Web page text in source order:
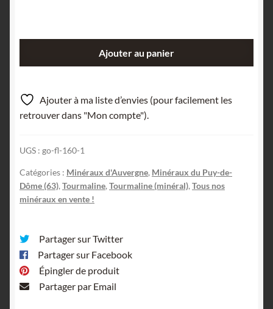
(Tourmaline),
Beauchaud,
Forez,
de-
Dôme,
Auvergne.
Ajouter au panier
Ajouter à ma liste d’envies (pour facilement les
retrouver dans "Mon compte").
UGS : go-fl-160-1
Catégories : Minéraux d'Auvergne, Minéraux du Puy-de-
Dôme (63), Tourmaline, Tourmaline (minéral), Tous nos
minéraux en vente !
Partager sur Twitter
Partager sur Facebook
Épingler de produit
Partager par Email